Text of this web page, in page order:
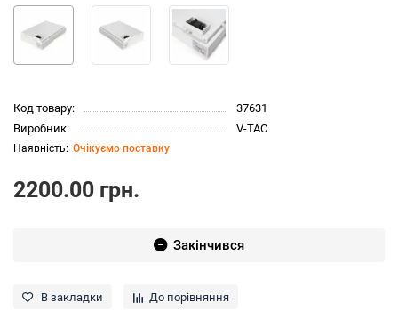
Код товару:
37631
Виробник:
V-TAC
Очікуємо поставку
2200.00 грн.
Закінчився
В закладки До порівняння